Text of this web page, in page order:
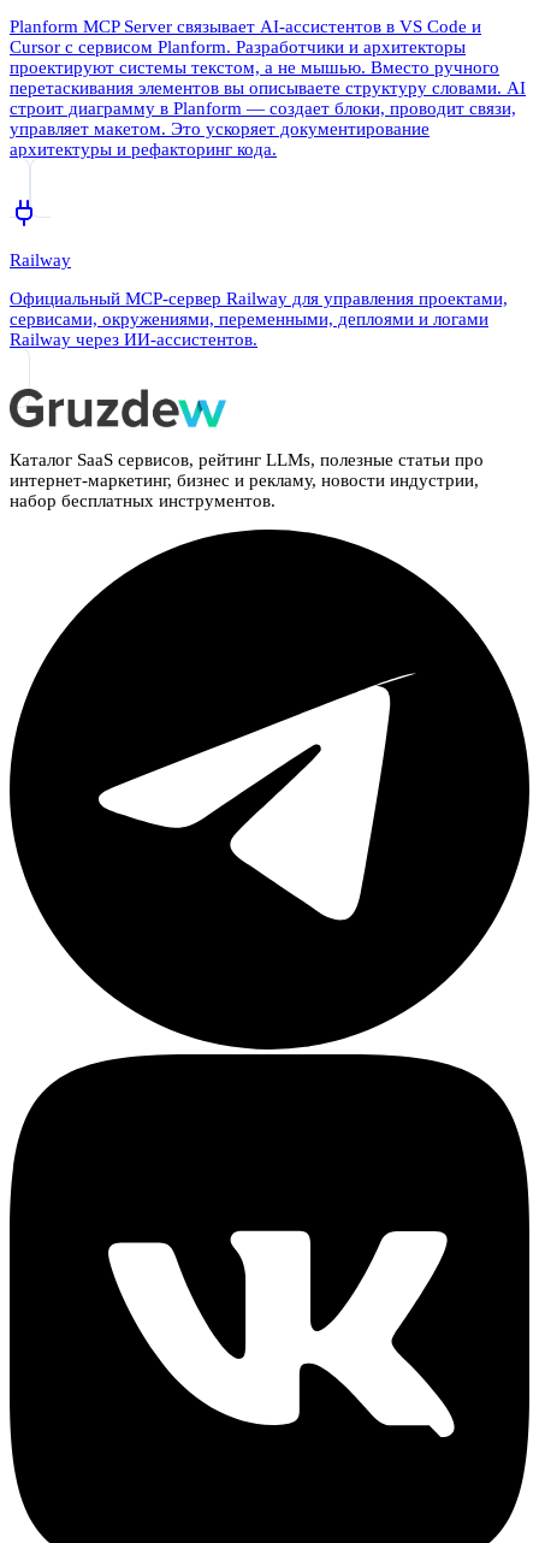
Planform MCP Server связывает AI-ассистентов в VS Code и
Cursor с сервисом Planform. Разработчики и архитекторы
проектируют системы текстом, а не мышью. Вместо ручного
перетаскивания элементов вы описываете структуру словами. AI
строит диаграмму в Planform — создает блоки, проводит связи,
управляет макетом. Это ускоряет документирование
архитектуры и рефакторинг кода.
Railway
Официальный MCP-сервер Railway для управления проектами,
сервисами, окружениями, переменными, деплоями и логами
Railway через ИИ-ассистентов.
Каталог SaaS сервисов, рейтинг LLMs, полезные статьи про
интернет-маркетинг, бизнес и рекламу, новости индустрии,
набор бесплатных инструментов.